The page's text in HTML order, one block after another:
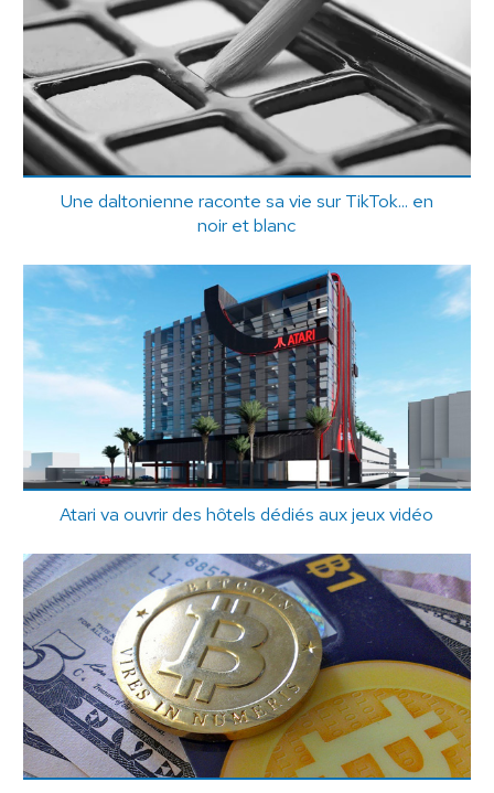
Une daltonienne raconte sa vie sur TikTok... en
noir et blanc
Atari va ouvrir des hôtels dédiés aux jeux vidéo